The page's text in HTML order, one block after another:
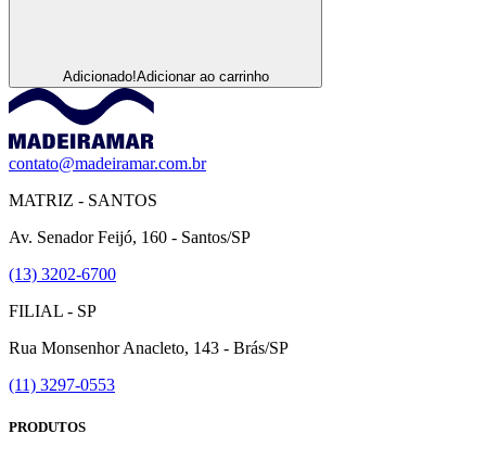
Adicionado!Adicionar ao carrinho
contato@madeiramar.com.br
MATRIZ - SANTOS
Av. Senador Feijó, 160 - Santos/SP
(13) 3202-6700
FILIAL - SP
Rua Monsenhor Anacleto, 143 - Brás/SP
(11) 3297-0553
PRODUTOS